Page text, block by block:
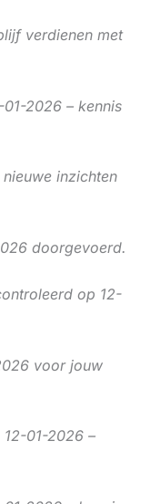
verdienen met
2026 – kennis
inzichten
doorgevoerd.
op 12-
voor jouw
01-2026 –